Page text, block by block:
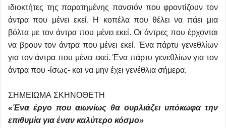
ιδιοκτήτες της παρατημένης πανσιόν που φροντίζουν τον
άντρα που μένει εκεί. Η κοπέλα που θέλει να πάει μια
βόλτα με τον άντρα που μένει εκεί. Οι άντρες που έρχονται
να βρουν τον άντρα που μένει εκεί. Ένα πάρτυ γενεθλίων
για τον άντρα που μένει εκεί. Ένα πάρτυ γενεθλίων για τον
άντρα που -ίσως- και να μην έχει γενέθλια σήμερα.
ΣΗΜΕΙΩΜΑ ΣΚΗΝΟΘΕΤΗ
«Ένα έργο που αιωνίως θα ουρλιάζει υπόκωφα την
επιθυμία για έναν καλύτερο κόσμο»